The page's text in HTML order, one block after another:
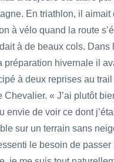
En triathlon, il aimait
à vélo quand la route
à de beaux cols. Dans
préparation hivernale il
à deux reprises au
Chevalier. « J’ai plutôt
envie de voir ce dont
sur un terrain sans
le besoin de passer